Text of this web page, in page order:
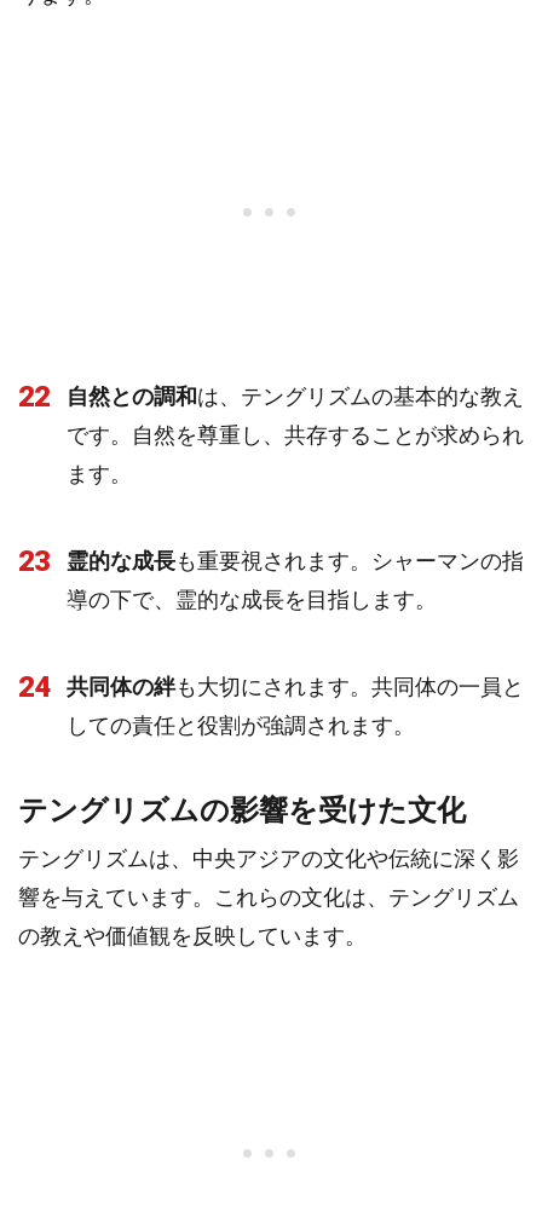
22 自然との調和は、テングリズムの基本的な教え
です。自然を尊重し、共存することが求められ
ます。
23 霊的な成長も重要視されます。シャーマンの指
導の下で、霊的な成長を目指します。
24 共同体の絆も大切にされます。共同体の一員と
しての責任と役割が強調されます。
テングリズムの影響を受けた文化
テングリズムは、中央アジアの文化や伝統に深く影
響を与えています。これらの文化は、テングリズム
の教えや価値観を反映しています。